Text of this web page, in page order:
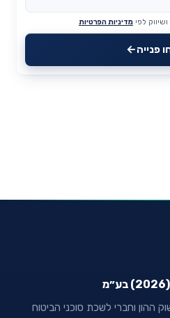
לפי מדיניות הפרטיות
פנייה
ההון וחברי לשכת סוכני הביטוח